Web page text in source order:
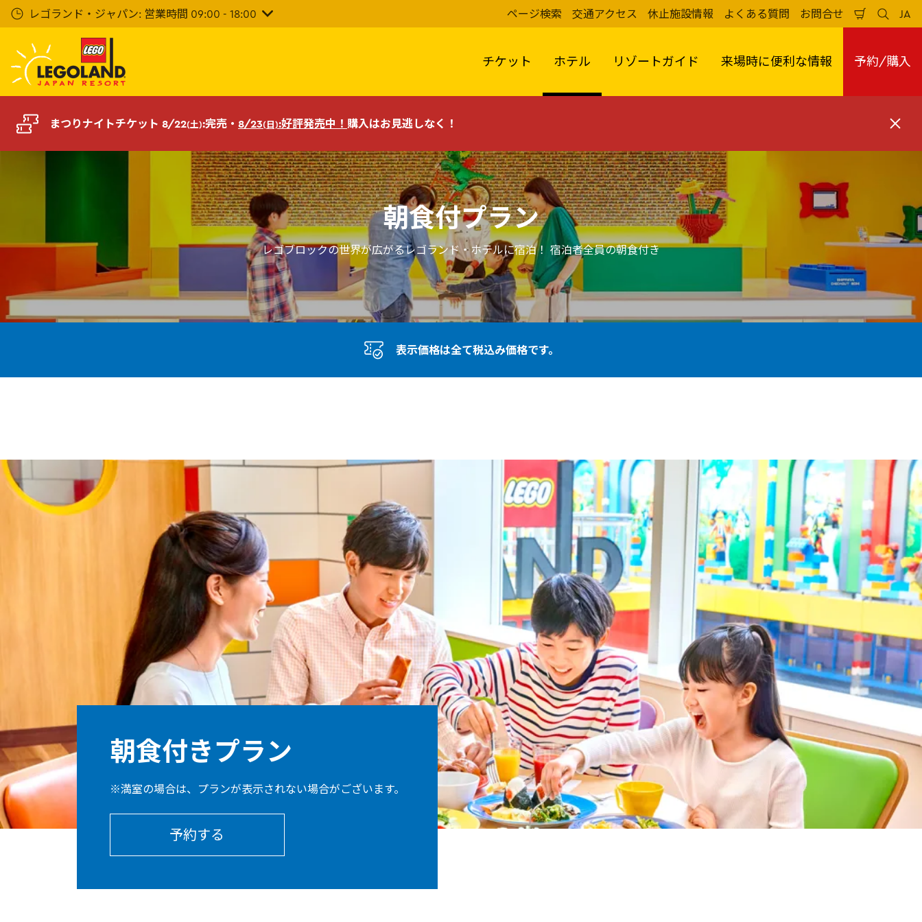
イ
レゴランド・ジャパン: 営業時間 09:00 - 18:00 ページ検索 交通アクセス 休止施設情報 よくある質問 お問合せ
い
か
ご
検
索
る
JA
日
本
チケット ホテル リゾートガイド 来場時に便利な情報 予約/購入
まつりナイトチケット 8/22(土):完売・ 8/23(日):好評発売中！ 購入はお見逃しなく！
閉
る
朝食付プラン
レゴブロックの世界が広がるレゴランド・ホテルに宿泊！ 宿泊者全員の朝食付き
表示価格は全て税込み価格です。
朝食付きプラン
※満室の場合は、プランが表示されない場合がございます。
予約する